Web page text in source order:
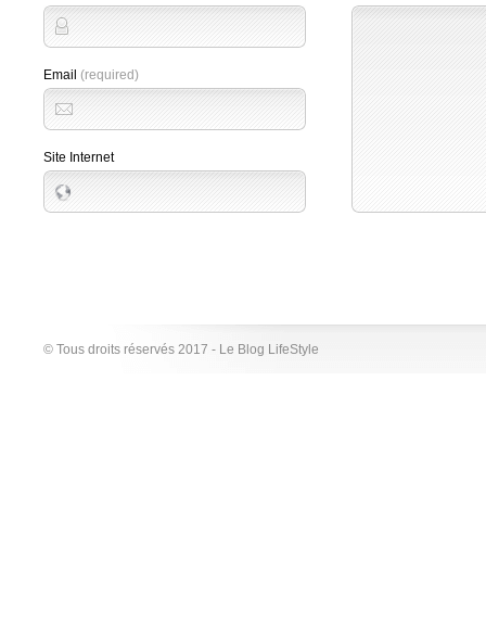
Email (required)
Site Internet
© Tous droits réservés 2017 - Le Blog LifeStyle